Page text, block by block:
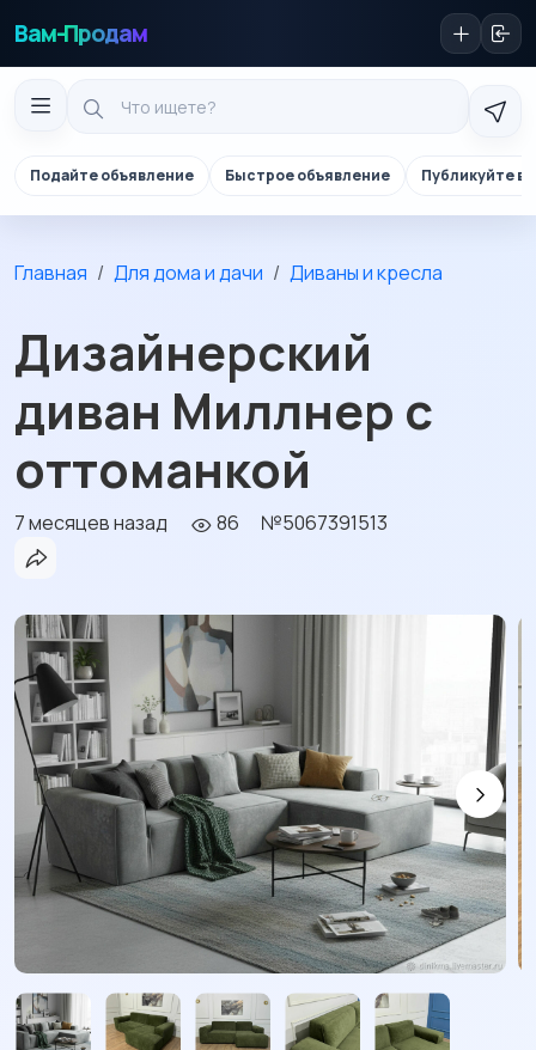
Вам-Продам
Подайте объявление Быстрое объявление Публикуйте в
Главная Для дома и дачи Диваны и кресла
Дизайнерский
диван Миллнер с
оттоманкой
7 месяцев назад 86 №5067391513